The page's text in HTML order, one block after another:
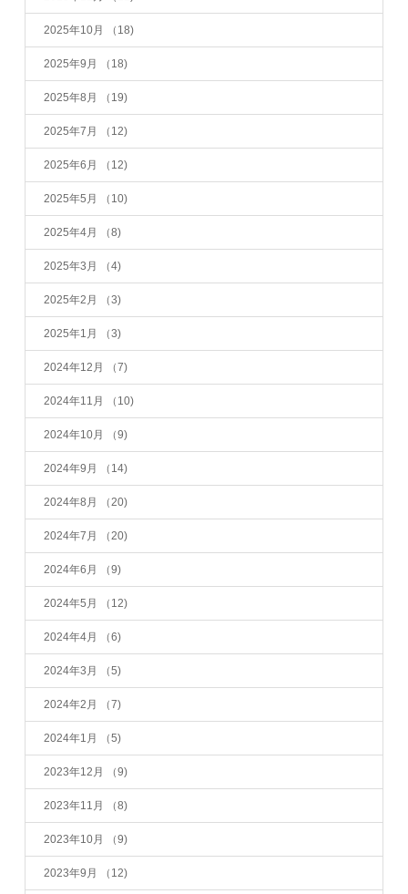
2025年10月 （18)
2025年9月 （18)
2025年8月 （19)
2025年7月 （12)
2025年6月 （12)
2025年5月 （10)
2025年4月 （8)
2025年3月 （4)
2025年2月 （3)
2025年1月 （3)
2024年12月 （7)
2024年11月 （10)
2024年10月 （9)
2024年9月 （14)
2024年8月 （20)
2024年7月 （20)
2024年6月 （9)
2024年5月 （12)
2024年4月 （6)
2024年3月 （5)
2024年2月 （7)
2024年1月 （5)
2023年12月 （9)
2023年11月 （8)
2023年10月 （9)
2023年9月 （12)